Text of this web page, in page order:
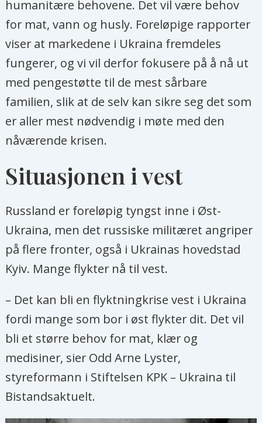
humanitære behovene. Det vil være behov
for mat, vann og husly. Foreløpige rapporter
viser at markedene i Ukraina fremdeles
fungerer, og vi vil derfor fokusere på å nå ut
med pengestøtte til de mest sårbare
familien, slik at de selv kan sikre seg det som
er aller mest nødvendig i møte med den
nåværende krisen.
Situasjonen i vest
Russland er foreløpig tyngst inne i Øst-
Ukraina, men det russiske militæret angriper
på flere fronter, også i Ukrainas hovedstad
Kyiv. Mange flykter nå til vest.
– Det kan bli en flyktningkrise vest i Ukraina
fordi mange som bor i øst flykter dit. Det vil
bli et større behov for mat, klær og
medisiner, sier Odd Arne Lyster,
styreformann i Stiftelsen KPK – Ukraina til
Bistandsaktuelt.